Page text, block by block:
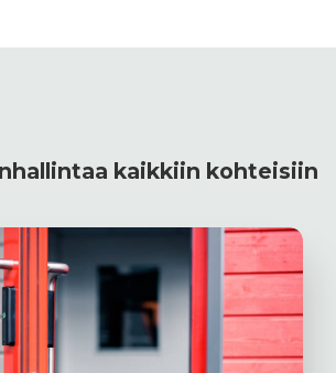
kaikkiin kohteisiin